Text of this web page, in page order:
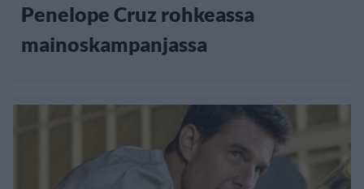
Penelope Cruz rohkeassa
mainoskampanjassa